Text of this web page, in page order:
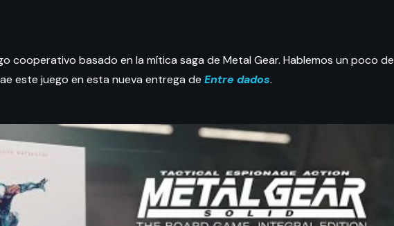
cooperativo basado en la mítica saga de Metal Gear. Hablemos un poco de
este juego en esta nueva entrega de Entre dados.